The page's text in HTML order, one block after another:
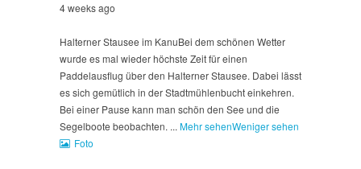
4 weeks ago
Halterner Stausee im KanuBei dem schönen Wetter
wurde es mal wieder höchste Zeit für einen
Paddelausflug über den Halterner Stausee. Dabei lässt
es sich gemütlich in der Stadtmühlenbucht einkehren.
Bei einer Pause kann man schön den See und die
Segelboote beobachten. ... Mehr sehenWeniger sehen
Foto